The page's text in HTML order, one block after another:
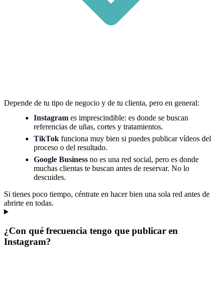
Depende de tu tipo de negocio y de tu clienta, pero en general:
Instagram es imprescindible: es donde se buscan
referencias de uñas, cortes y tratamientos.
TikTok funciona muy bien si puedes publicar vídeos del
proceso o del resultado.
Google Business no es una red social, pero es donde
muchas clientas te buscan antes de reservar. No lo
descuides.
Si tienes poco tiempo, céntrate en hacer bien una sola red antes de
abrirte en todas.
¿Con qué frecuencia tengo que publicar en
Instagram?